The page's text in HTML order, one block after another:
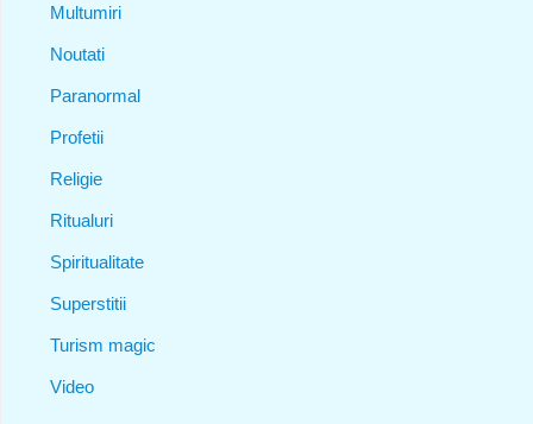
Multumiri
Noutati
Paranormal
Profetii
Religie
Ritualuri
Spiritualitate
Superstitii
Turism magic
Video